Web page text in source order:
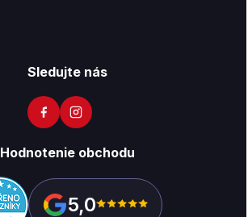
Sledujte nás
Hodnotenie obchodu
5,0